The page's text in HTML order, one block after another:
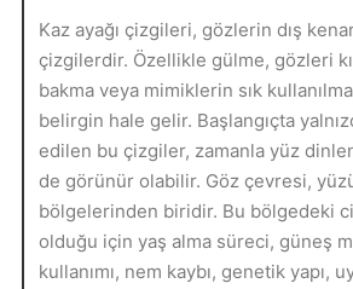
Kaz ayağı çizgileri, gözlerin dış
çizgilerdir. Özellikle gülme, gözleri
bakma veya mimiklerin sık
belirgin hale gelir. Başlangıçta
edilen bu çizgiler, zamanla yüz
de görünür olabilir. Göz çevresi,
bölgelerinden biridir. Bu bölgedeki
olduğu için yaş alma süreci, güneş
kullanımı, nem kaybı, genetik yapı,